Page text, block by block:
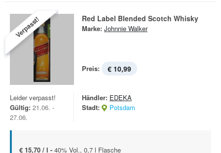
Verpasst! Red Label Blended Scotch Whisky
Marke: Johnnie Walker
Preis: € 10,99
Leider verpasst!
Gültig: 21.06. -
27.06.
Händler: EDEKA
Stadt:
Potsdam
€ 15,70 / l - 40% Vol., 0,7 l Flasche